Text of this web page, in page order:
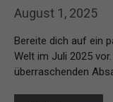
August 1, 2025
Bereite dich auf ein
Welt im Juli 2025
überraschenden